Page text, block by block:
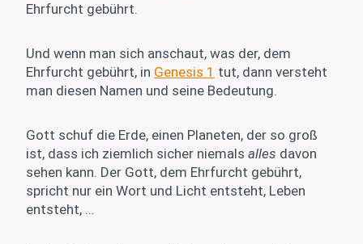
Ehrfurcht gebührt.
Und wenn man sich anschaut, was der, dem
Ehrfurcht gebührt, in Genesis 1 tut, dann versteht
man diesen Namen und seine Bedeutung.
Gott schuf die Erde, einen Planeten, der so groß
ist, dass ich ziemlich sicher niemals alles davon
sehen kann. Der Gott, dem Ehrfurcht gebührt,
spricht nur ein Wort und Licht entsteht, Leben
entsteht, …